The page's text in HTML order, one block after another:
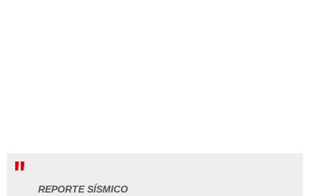
REPORTE SÍSMICO